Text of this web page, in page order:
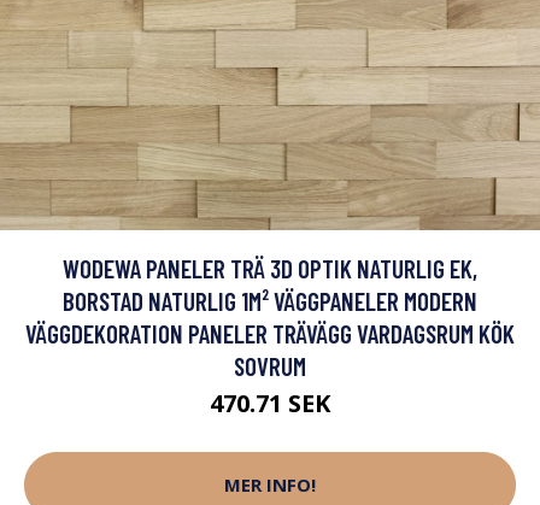
WODEWA PANELER TRÄ 3D OPTIK NATURLIG EK,
BORSTAD NATURLIG 1M² VÄGGPANELER MODERN
VÄGGDEKORATION PANELER TRÄVÄGG VARDAGSRUM KÖK
SOVRUM
470.71 SEK
MER INFO!